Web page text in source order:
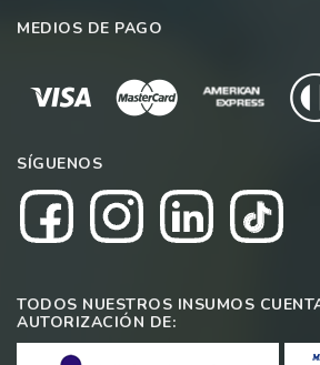
MEDIOS DE PAGO
SÍGUENOS
TODOS NUESTROS INSUMOS
AUTORIZACIÓN DE: